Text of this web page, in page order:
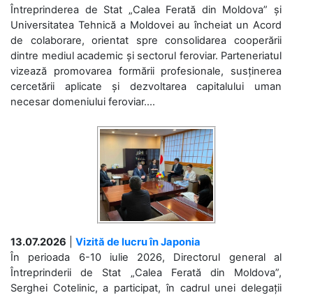
Întreprinderea de Stat „Calea Ferată din Moldova” și
Universitatea Tehnică a Moldovei au încheiat un Acord
de colaborare, orientat spre consolidarea cooperării
dintre mediul academic și sectorul feroviar. Parteneriatul
vizează promovarea formării profesionale, susținerea
cercetării aplicate și dezvoltarea capitalului uman
necesar domeniului feroviar....
13.07.2026
Vizită de lucru în Japonia
În perioada 6-10 iulie 2026, Directorul general al
Întreprinderii de Stat „Calea Ferată din Moldova”,
Serghei Cotelinic, a participat, în cadrul unei delegații